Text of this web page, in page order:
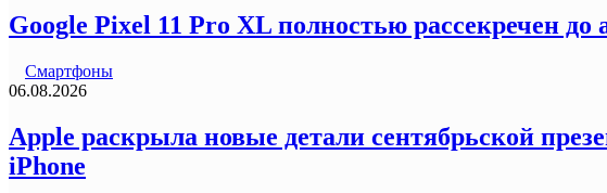
Google Pixel 11 Pro XL полностью рассекречен
Смартфоны
06.08.2026
Apple раскрыла новые детали сентябрьской
iPhone